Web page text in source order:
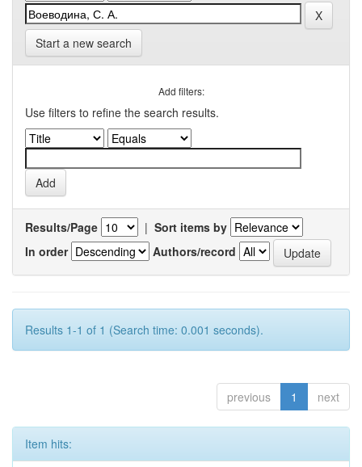
Start a new search
Add filters:
Use filters to refine the search results.
Results/Page | Sort items by
In order
Authors/record
Results 1-1 of 1 (Search time: 0.001 seconds).
previous 1 next
Item hits: